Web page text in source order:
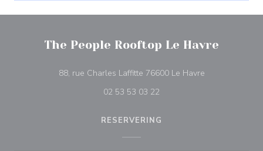
The People Rooftop Le Havre
88, rue Charles Laffitte 76600 Le Havre((opent in een
02 53 53 03 22
RESERVERING